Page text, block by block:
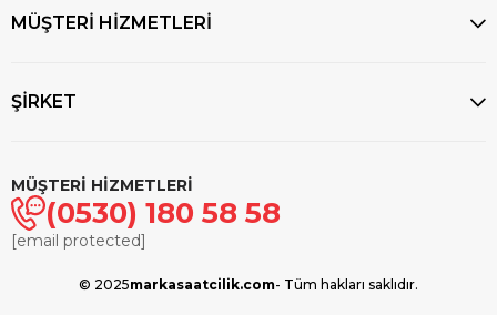
MÜŞTERİ HİZMETLERİ
ŞİRKET
MÜŞTERİ HİZMETLERİ
(0530) 180 58 58
[email protected]
© 2025markasaatcilik.com- Tüm hakları saklıdır.